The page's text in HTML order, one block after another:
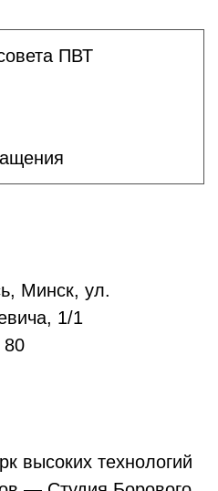
ПВТ
Минск, ул.
1/1
80
высоких технологий